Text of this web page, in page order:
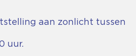
aan zonlicht tussen
uur.